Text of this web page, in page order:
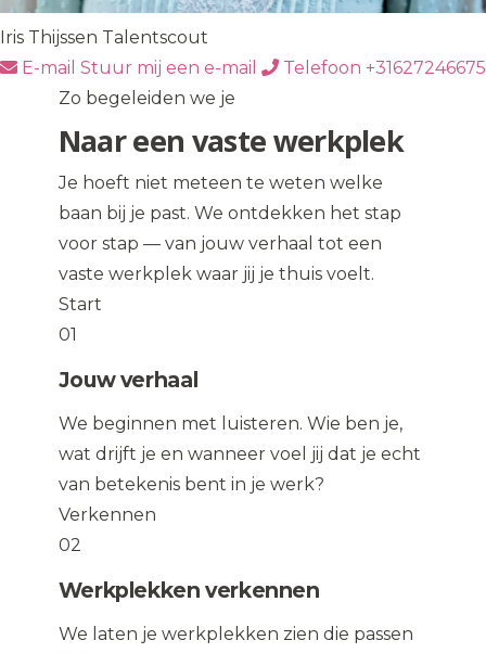
Iris Thijssen Talentscout
E-mail Stuur mij een e-mail Telefoon +31627246675
Zo begeleiden we je
Naar een vaste werkplek
Je hoeft niet meteen te weten welke
baan bij je past. We ontdekken het stap
voor stap — van jouw verhaal tot een
vaste werkplek waar jij je thuis voelt.
Start
01
Jouw verhaal
We beginnen met luisteren. Wie ben je,
wat drijft je en wanneer voel jij dat je echt
van betekenis bent in je werk?
Verkennen
02
Werkplekken verkennen
We laten je werkplekken zien die passen